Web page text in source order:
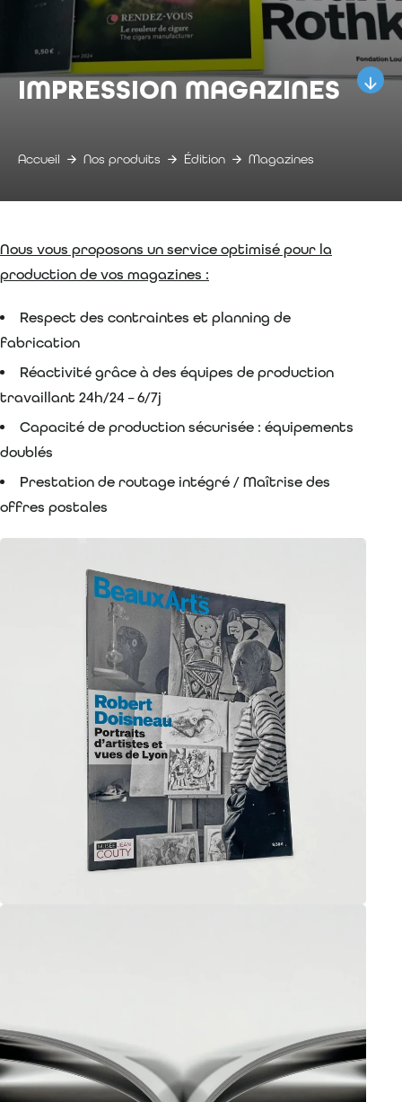
IMPRESSION MAGAZINES
Accueil Nos produits Édition Magazines
Nous vous proposons un service optimisé pour la
production de vos magazines :
Respect des contraintes et planning de
fabrication
Réactivité grâce à des équipes de production
travaillant 24h/24 – 6/7j
Capacité de production sécurisée : équipements
doublés
Prestation de routage intégré / Maîtrise des
offres postales